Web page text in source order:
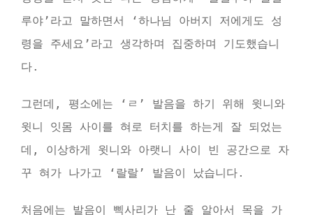
루야’라고 말하면서 ‘하나님 아버지 저에게도 성
령을 주세요’라고 생각하며 집중하며 기도했습니
다.
그런데, 평소에는 ‘ㄹ’ 발음을 하기 위해 윗니와
윗니 잇몸 사이를 혀로 터치를 하는게 잘 되었는
데, 이상하게 윗니와 아랫니 사이 빈 공간으로 자
꾸 혀가 나가고 ‘랄랄’ 발음이 났습니다.
처음에는 발음이 삑사리가 난 줄 알아서 목을 가